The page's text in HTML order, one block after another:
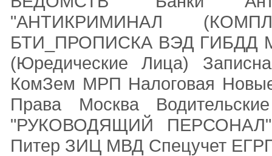
"АНТИКРИМИНАЛ
БТИ_ПРОПИСКА ВЭД ГИБДД
(Юредические Лица)
КомЗем МРП Налоговая
Права Москва
"РУКОВОДЯЩИЙ ПЕРСОНАЛ"
Питер ЗИЦ МВД Спецучет